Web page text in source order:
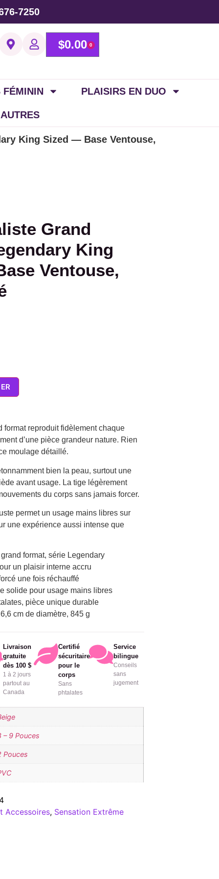
7250
$0.00 0
FÉMININ PLAISIRS EN DUO
King Sized — Base Ventouse,
Grand
King
Ventouse,
format reproduit fidèlement chaque
d’une pièce grandeur nature. Rien
moulage détaillé.
bien la peau, surtout une
avant usage. La tige légèrement
du corps sans jamais forcer.
permet un usage mains libres sur
une expérience aussi intense que
format, série Legendary
un plaisir interne accru
une fois réchauffé
solide pour usage mains libres
pièce unique durable
cm de diamètre, 845 g
Livraison
gratuite
dès 100 $
1 à 2 jours
partout au
Canada
Certifié
sécuritaire
pour le
corps
Sans
phtalates
Service
bilingue
Conseils
sans
jugement
– 9 Pouces
Pouces
Accessoires, Sensation Extrême